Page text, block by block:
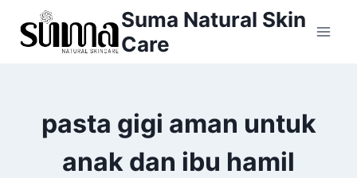
Suma Natural Skin
Care
pasta gigi aman untuk
anak dan ibu hamil